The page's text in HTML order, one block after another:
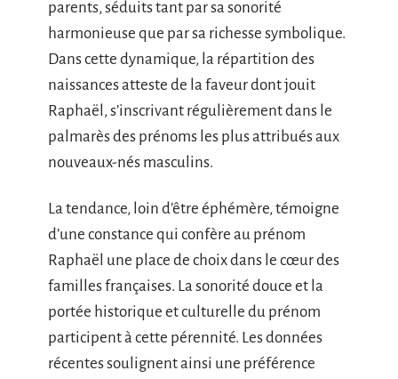
parents, séduits tant par sa sonorité
harmonieuse que par sa richesse symbolique.
Dans cette dynamique, la répartition des
naissances atteste de la faveur dont jouit
Raphaël, s’inscrivant régulièrement dans le
palmarès des prénoms les plus attribués aux
nouveaux-nés masculins.
La tendance, loin d’être éphémère, témoigne
d’une constance qui confère au prénom
Raphaël une place de choix dans le cœur des
familles françaises. La sonorité douce et la
portée historique et culturelle du prénom
participent à cette pérennité. Les données
récentes soulignent ainsi une préférence